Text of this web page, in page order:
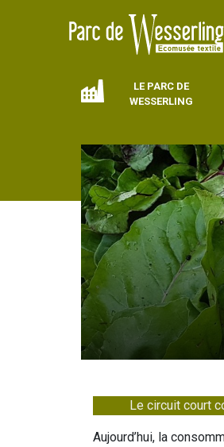
LE PARC DE
WESSERLING
Le circuit court
Aujourd’hui, la